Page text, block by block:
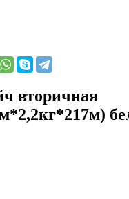
вторичная